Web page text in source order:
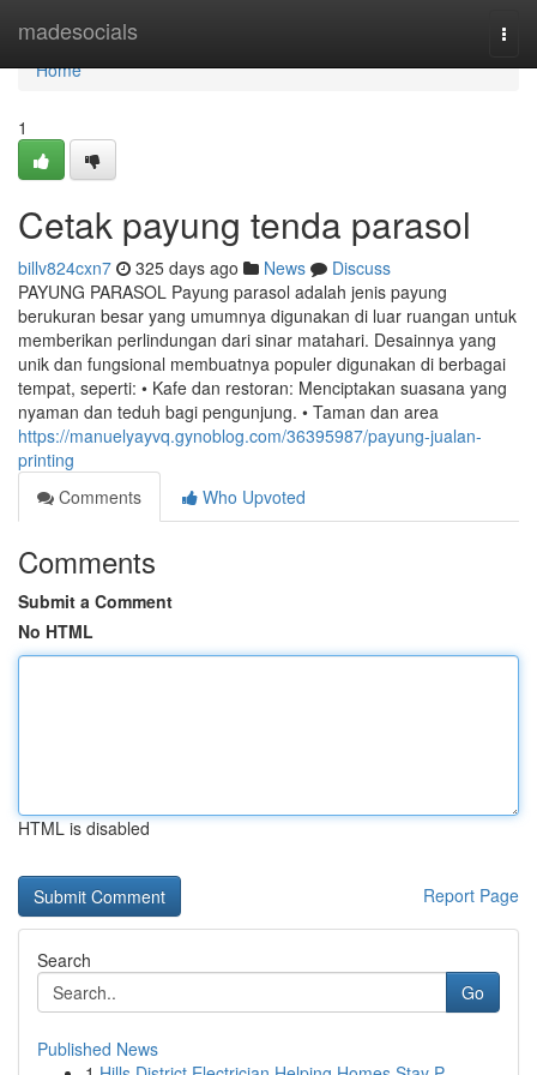
madesocials
Home
Home
1
Cetak payung tenda parasol
billv824cxn7 325 days ago News
Discuss
PAYUNG PARASOL Payung parasol adalah jenis payung
berukuran besar yang umumnya digunakan di luar ruangan untuk
memberikan perlindungan dari sinar matahari. Desainnya yang
unik dan fungsional membuatnya populer digunakan di berbagai
tempat, seperti: • Kafe dan restoran: Menciptakan suasana yang
nyaman dan teduh bagi pengunjung. • Taman dan area
https://manuelyayvq.gynoblog.com/36395987/payung-jualan-
printing
Comments
Who Upvoted
Comments
Submit a Comment
No HTML
HTML is disabled
Report Page
Search
Go
Published News